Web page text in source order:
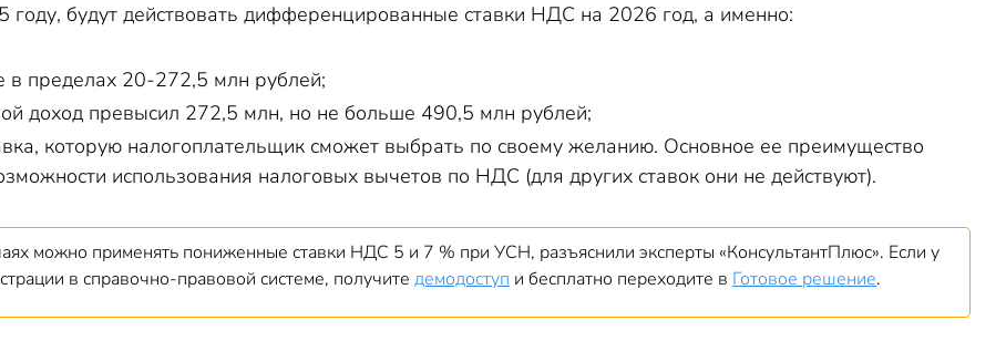
будут действовать дифференцированные ставки НДС на 2026 год, а именно:
в пределах 20-272,5 млн рублей;
доход превысил 272,5 млн, но не больше 490,5 млн рублей;
которую налогоплательщик сможет выбрать по своему желанию. Основное ее преимущество
использования налоговых вычетов по НДС (для других ставок они не действуют).
можно применять пониженные ставки НДС 5 и 7 % при УСН, разъяснили эксперты «КонсультантПлюс». Если у
в справочно-правовой системе, получите демодоступ и бесплатно переходите в Готовое решение.